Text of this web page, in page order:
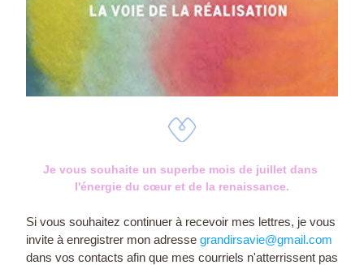
Je vous souhaite un superbe mois de juillet dans
l'énergie du cœur et de la renaissance.
Si vous souhaitez continuer à recevoir mes lettres, je vous
invite à enregistrer mon adresse grandirsavie@gmail.com
dans vos contacts afin que mes courriels n'atterrissent pas